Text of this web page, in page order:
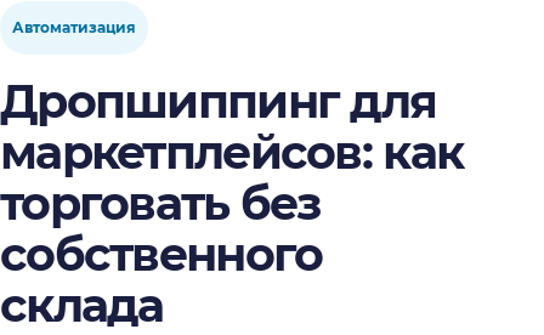
Автоматизация
Дропшиппинг для
маркетплейсов: как
торговать без
собственного
склада